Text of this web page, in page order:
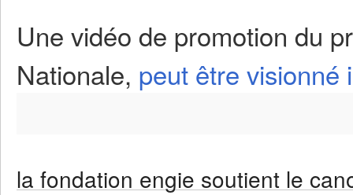
Une vidéo de promotion du
Nationale, peut être visionné
la fondation engie soutient le